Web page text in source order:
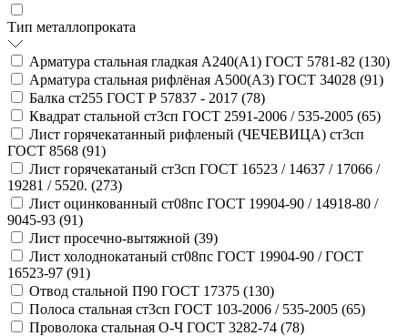
Тип металлопроката
Арматура стальная гладкая А240(А1) ГОСТ 5781-82 (130)
Арматура стальная рифлёная А500(А3) ГОСТ 34028 (91)
Балка ст255 ГОСТ Р 57837 - 2017 (78)
Квадрат стальной ст3сп ГОСТ 2591-2006 / 535-2005 (65)
Лист горячекатанный рифленый (ЧЕЧЕВИЦА) ст3сп
ГОСТ 8568 (91)
Лист горячекатаный ст3сп ГОСТ 16523 / 14637 / 17066 /
19281 / 5520. (273)
Лист оцинкованный ст08пс ГОСТ 19904-90 / 14918-80 /
9045-93 (91)
Лист просечно-вытяжной (39)
Лист холоднокатаный ст08пс ГОСТ 19904-90 / ГОСТ
16523-97 (91)
Отвод стальной П90 ГОСТ 17375 (130)
Полоса стальная ст3сп ГОСТ 103-2006 / 535-2005 (65)
Проволока стальная О-Ч ГОСТ 3282-74 (78)